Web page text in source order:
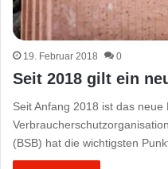
19. Februar 2018 0
Seit 2018 gilt ein
Seit Anfang 2018 ist das
(BSB) hat die wichtigsten